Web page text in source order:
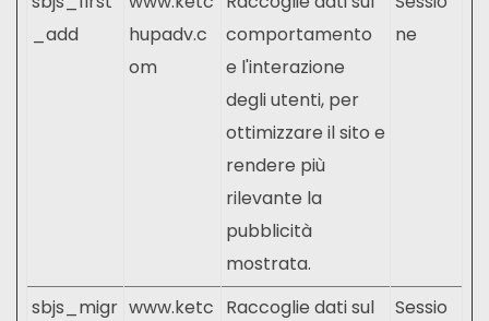
_add
hupadv.c
om
comportamento
e l'interazione
degli utenti, per
ottimizzare il sito e
rendere più
rilevante la
pubblicità
mostrata.
ne
sbjs_migr www.ketc Raccoglie dati sul
Sessio